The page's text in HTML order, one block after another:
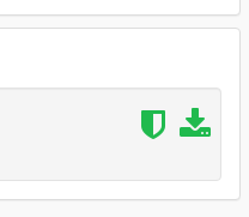
the files to whatever
igbankman"